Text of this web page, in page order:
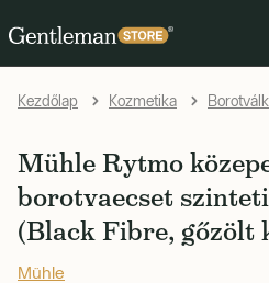
Kezdőlap Kozmetika
Mühle Rytmo
borotvaecset
(Black Fibre, gőzölt
Mühle